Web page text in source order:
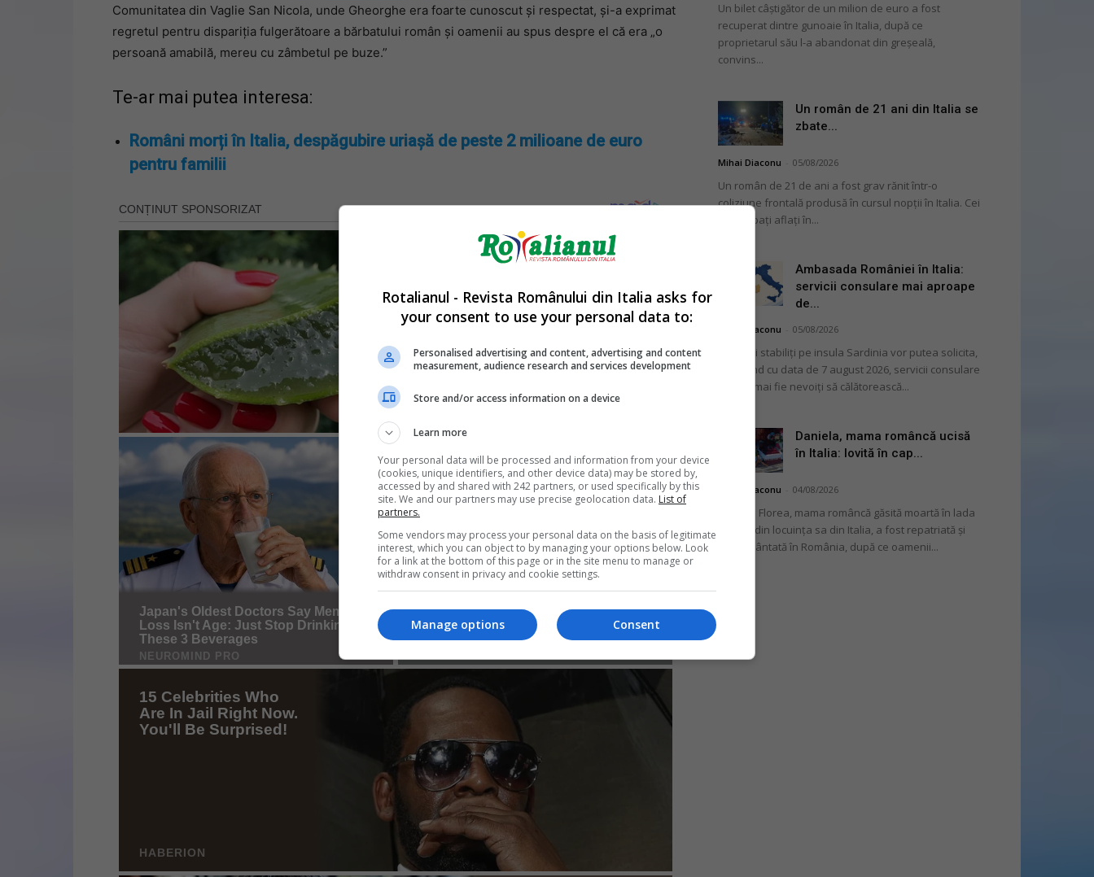
Comunitatea din Vaglie San Nicola, unde Gheorghe era foarte cunoscut și respectat, și-a exprimat
regretul pentru dispariția fulgerătoare a bărbatului român și oamenii au spus despre el că era „o
persoană amabilă, mereu cu zâmbetul pe buze.”
Te-ar mai putea interesa:
Români morți în Italia, despăgubire uriașă de peste 2 milioane de euro
pentru familii
Un bilet câștigător de un milion de euro a fost
recuperat dintre gunoaie în Italia, după ce
proprietarul său l-a abandonat din greșeală,
convins...
Un român de 21 ani din Italia se
zbate...
Mihai Diaconu 05/08/2026
Un român de 21 de ani a fost grav rănit într-o
coliziune frontală produsă în cursul nopții în Italia. Cei
doi bărbați aflați în...
Ambasada României în Italia:
servicii consulare mai aproape
de...
Mihai Diaconu 05/08/2026
Românii stabiliți pe insula Sardinia vor putea solicita,
începând cu data de 7 august 2026, servicii consulare
fără să mai fie nevoiți să călătorească...
Daniela, mama româncă ucisă
în Italia: lovită în cap...
Mihai Diaconu 04/08/2026
Daniela Florea, mama româncă găsită moartă în lada
patului din locuința sa din Italia, a fost repatriată și
înmormântată în România, după ce oamenii...
Rotalianul - Revista Românului din Italia asks for
your consent to use your personal data to:
Personalised advertising and content, advertising and content
measurement, audience research and services development
Store and/or access information on a device
Learn more
Your personal data will be processed and information from your device
(cookies, unique identifiers, and other device data) may be stored by,
accessed by and shared with 242 partners, or used specifically by this
site. We and our partners may use precise geolocation data. List of
partners.
Some vendors may process your personal data on the basis of legitimate
interest, which you can object to by managing your options below. Look
for a link at the bottom of this page or in the site menu to manage or
withdraw consent in privacy and cookie settings.
Consent
Manage options